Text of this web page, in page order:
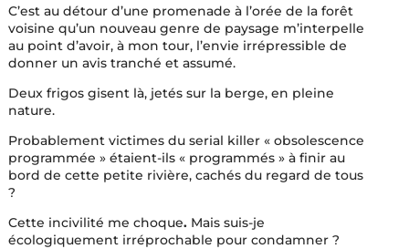
C’est au détour d’une promenade à l’orée de la forêt
voisine qu’un nouveau genre de paysage m’interpelle
au point d’avoir, à mon tour, l’envie irrépressible de
donner un avis tranché et assumé.
Deux frigos gisent là, jetés sur la berge, en pleine
nature.
Probablement victimes du serial killer « obsolescence
programmée » étaient-ils « programmés » à finir au
bord de cette petite rivière, cachés du regard de tous
?
Cette incivilité me choque.Mais suis-je
écologiquement irréprochable pour condamner ?